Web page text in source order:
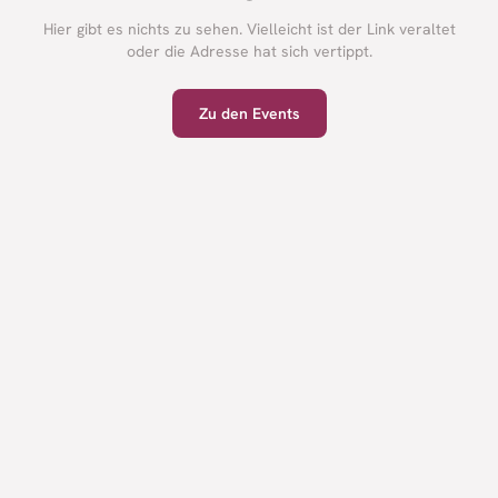
Hier gibt es nichts zu sehen. Vielleicht ist der Link veraltet
oder die Adresse hat sich vertippt.
Zu den Events